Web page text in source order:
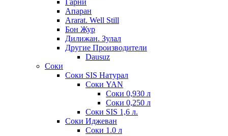
Гарни
Апаран
Ararat. Well Still
Бон Жур
Дилижан. Зулал
Другие Производители
Dausuz
Соки
Соки SIS Натурал
Соки YAN
Соки 0,930 л
Соки 0,250 л
Соки SIS 1,6 л.
Соки Иджеван
Соки 1.0 л